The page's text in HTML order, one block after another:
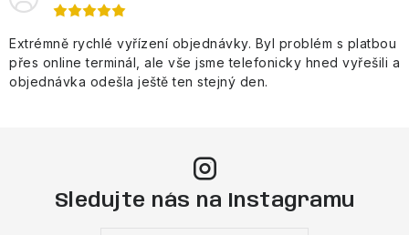
Extrémně rychlé vyřízení objednávky. Byl problém s platbou
přes online terminál, ale vše jsme telefonicky hned vyřešili a
objednávka odešla ještě ten stejný den.
Sledujte nás na Instagramu